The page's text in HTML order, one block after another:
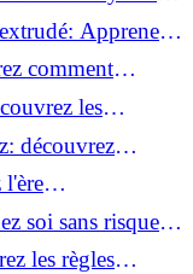
Apprenez
comment
les
découvrez
l'ère
soi sans risque
sûrs!
les règles